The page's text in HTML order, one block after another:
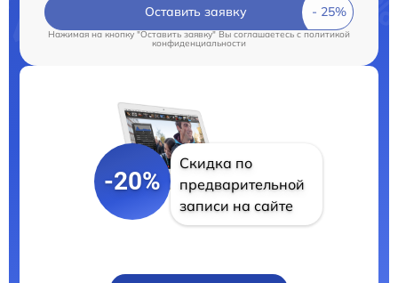
Оставить заявку
Нажимая на кнопку "Оставить заявку" Вы соглашаетесь cполитикой
конфиденциальности
-20%
Скидка по
предварительной
записи на сайте